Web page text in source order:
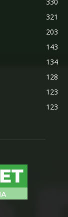
330
321
203
143
134
128
123
123